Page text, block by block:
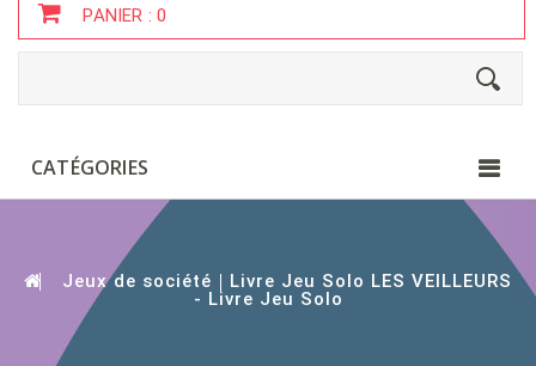
PANIER :0
CATÉGORIES
Jeux de société
Livre Jeu Solo LES VEILLEURS
- Livre Jeu Solo